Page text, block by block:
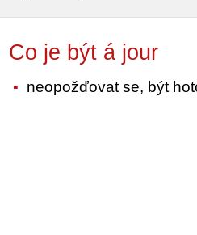
Co je být á jour
neopožďovat se, být